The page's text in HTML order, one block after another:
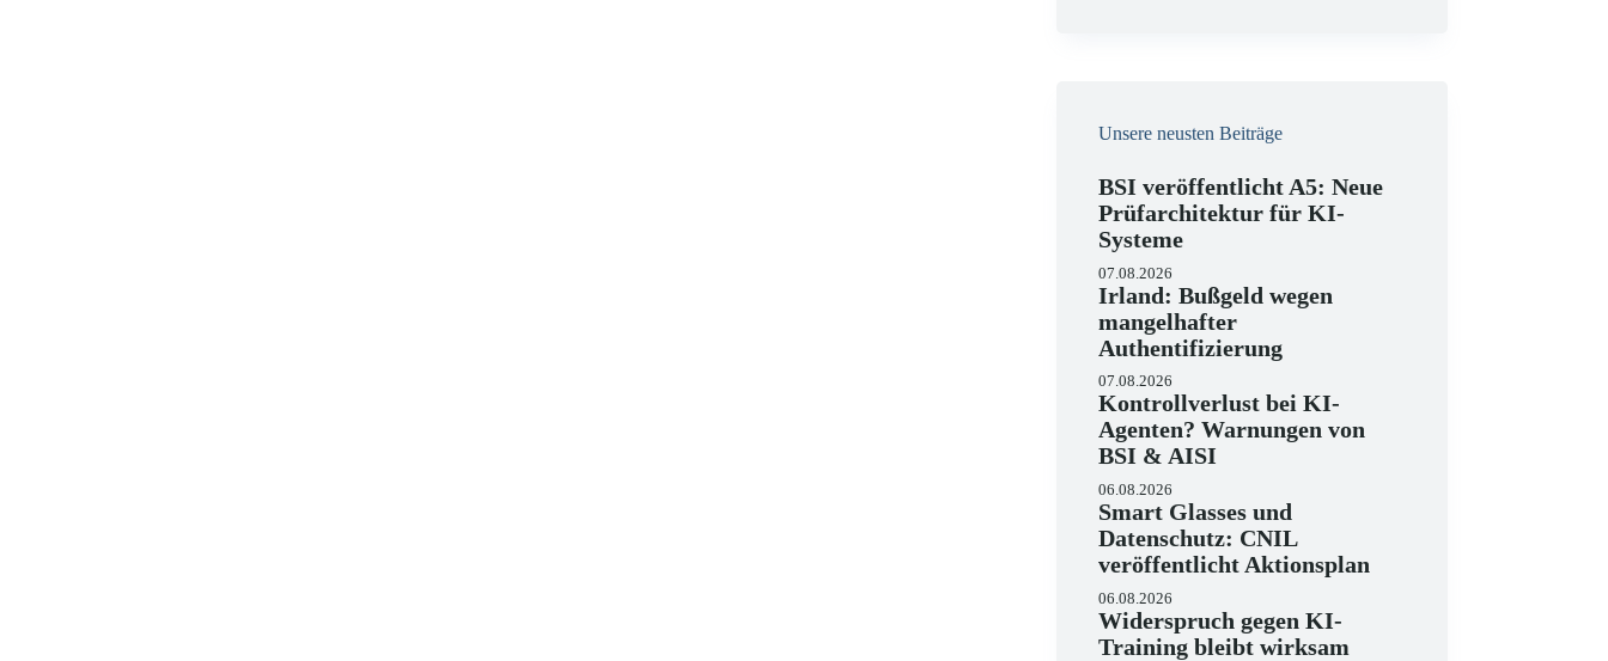
Unsere neusten Beiträge
BSI veröffentlicht A5: Neue
Prüfarchitektur für KI-
Systeme
07.08.2026
Irland: Bußgeld wegen
mangelhafter
Authentifizierung
07.08.2026
Kontrollverlust bei KI-
Agenten? Warnungen von
BSI & AISI
06.08.2026
Smart Glasses und
Datenschutz: CNIL
veröffentlicht Aktionsplan
06.08.2026
Widerspruch gegen KI-
Training bleibt wirksam